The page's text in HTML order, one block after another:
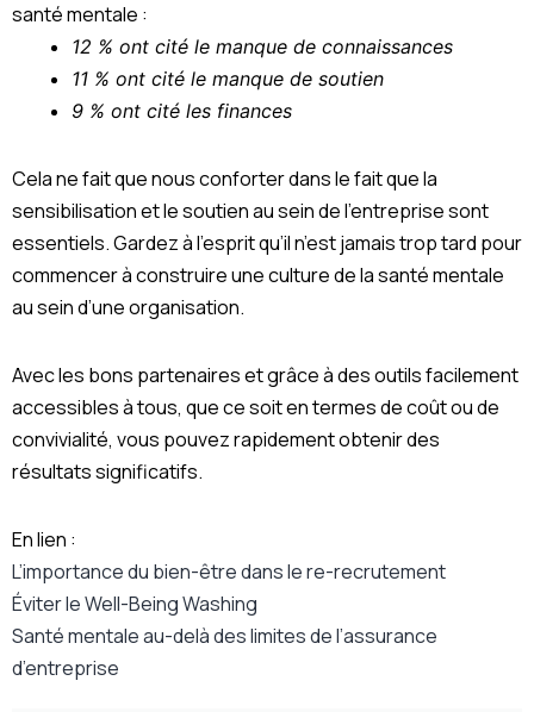
santé mentale :
12 % ont cité le manque de connaissances
11 % ont cité le manque de soutien
9 % ont cité les finances
Cela ne fait que nous conforter dans le fait que la
sensibilisation et le soutien au sein de l’entreprise sont
essentiels. Gardez à l’esprit qu’il n’est jamais trop tard pour
commencer à construire une culture de la santé mentale
au sein d’une organisation.
Avec les bons partenaires et grâce à des outils facilement
accessibles à tous, que ce soit en termes de coût ou de
convivialité, vous pouvez rapidement obtenir des
résultats significatifs.
En lien :
L’importance du bien-être dans le re-recrutement
Éviter le Well-Being Washing
Santé mentale au-delà des limites de l’assurance
d’entreprise